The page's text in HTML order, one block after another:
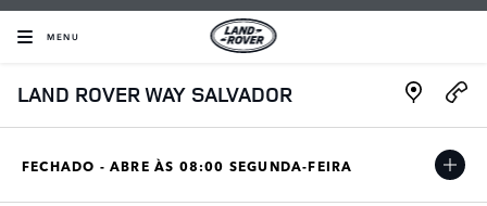
MENU
LAND ROVER WAY SALVADOR Link
FECHADO - ABRE ÀS 08:00 SEGUNDA-FEIRA